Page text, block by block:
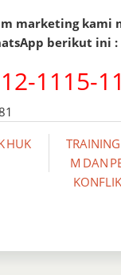
marketing kami
berikut ini :
1115-
HUK
M DAN